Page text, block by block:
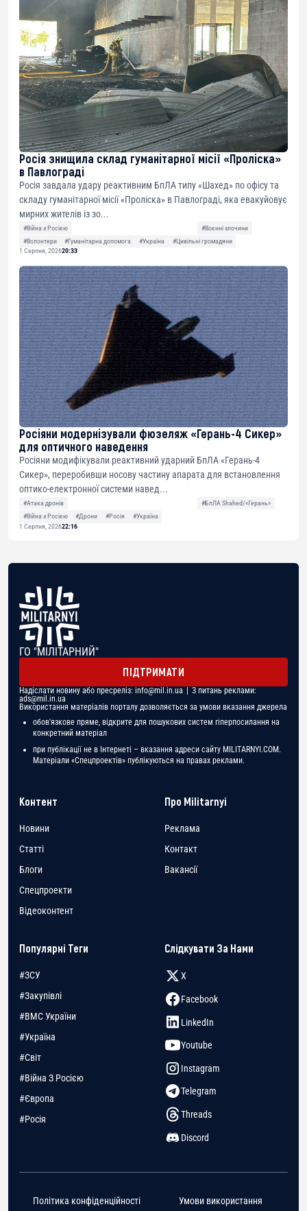
Росія знищила склад гуманітарної місії «Проліска»
в Павлограді
Росія завдала удару реактивним БпЛА типу «Шахед» по офісу та
складу гуманітарної місії «Проліска» в Павлограді, яка евакуйовує
мирних жителів із зо...
#Війна з Росією
#Воєнні злочини
#Волонтери
#Гуманітарна допомога #Україна
#Цивільні громадяни
1 Серпня, 202620:33
Росіяни модернізували фюзеляж «Герань-4 Сикер»
для оптичного наведення
Росіяни модифікували реактивний ударний БпЛА «Герань-4
Сикер», переробивши носову частину апарата для встановлення
оптико-електронної системи навед...
#Атака дронів
#БпЛА Shahed/«Герань»
#Війна з Росією
#Дрони #Росія
#Україна
1 Серпня, 202622:16
ГО "МІЛІТАРНИЙ"
ПІДТРИМАТИ
Надіслати новину або пресреліз: info@mil.in.ua | З питань реклами:
ads@mil.in.ua
Використання матеріалів порталу дозволяється за умови вказання джерела
обов'язкове пряме, відкрите для пошукових систем гіперпосилання на
конкретний матеріал
при публікації не в Інтернеті – вказання адреси сайту MILITARNYI.COM.
Матеріали «Спецпроектів» публікуються на правах реклами.
Контент
Новини
Статті
Блоги
Спецпроекти
Відеоконтент
Про Militarnyi
Реклама
Контакт
Вакансії
Популярні Теги
#ЗСУ
#Закупівлі
#ВМС України
#Україна
#Світ
#Війна З Росією
#Європа
#Росія
Слідкувати За Нами
X
Facebook
LinkedIn
Youtube
Instagram
Telegram
Threads
Discord
Політика конфіденційності Умови використання